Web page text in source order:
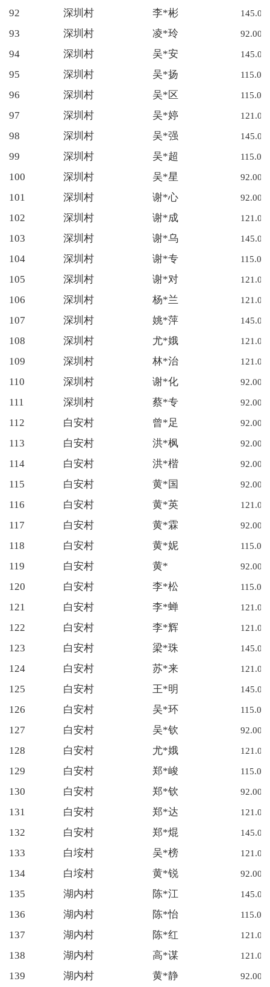
92 深圳村 李*彬 145.00
93 深圳村 凌*玲 92.00
94 深圳村 吴*安 145.00
95 深圳村 吴*扬 115.00
96 深圳村 吴*区 115.00
97 深圳村 吴*婷 121.00
98 深圳村 吴*强 145.00
99 深圳村 吴*超 115.00
100 深圳村 吴*星 92.00
101 深圳村 谢*心 92.00
102 深圳村 谢*成 121.00
103 深圳村 谢*乌 145.00
104 深圳村 谢*专 115.00
105 深圳村 谢*对 121.00
106 深圳村 杨*兰 121.00
107 深圳村 姚*萍 145.00
108 深圳村 尤*娥 121.00
109 深圳村 林*治 121.00
110 深圳村 谢*化 92.00
111 深圳村 蔡*专 92.00
112 白安村 曾*足 92.00
113 白安村 洪*枫 92.00
114 白安村 洪*楷 92.00
115 白安村 黄*国 92.00
116 白安村 黄*英 121.00
117 白安村 黄*霖 92.00
118 白安村 黄*妮 115.00
119 白安村 黄* 92.00
120 白安村 李*松 115.00
121 白安村 李*蝉 121.00
122 白安村 李*辉 121.00
123 白安村 梁*珠 145.00
124 白安村 苏*来 121.00
125 白安村 王*明 145.00
126 白安村 吴*环 115.00
127 白安村 吴*钦 92.00
128 白安村 尤*娥 121.00
129 白安村 郑*峻 115.00
130 白安村 郑*钦 92.00
131 白安村 郑*达 121.00
132 白安村 郑*焜 145.00
133 白垵村 吴*榜 121.00
134 白垵村 黄*锐 92.00
135 湖内村 陈*江 145.00
136 湖内村 陈*怡 115.00
137 湖内村 陈*红 121.00
138 湖内村 高*谋 121.00
139 湖内村 黄*静 92.00